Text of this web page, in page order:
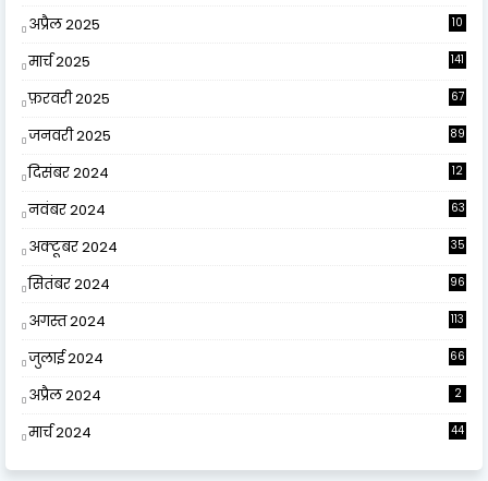
अप्रैल 2025
10
मार्च 2025 141
फ़रवरी 2025 67
जनवरी 2025 89
दिसंबर 2024
12
नवंबर 2024 63
अक्टूबर 2024 35
सितंबर 2024 96
अगस्त 2024 113
जुलाई 2024 66
अप्रैल 2024 2
मार्च 2024 44